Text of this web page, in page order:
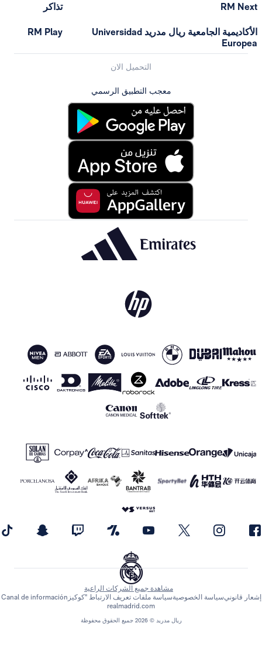
RM
الأكاديمية الجامعية ريال مدريد Universidad
تذاكر
RM Play
التحميل الان
معجب التطبيق الرسمي
ريال مدريد © 2026 جميع الحقوق محفوظة
مشاهدة جميع الشركات الراعية
قانونيسياسة الخصوصيةسياسة ملفات تعريف الارتباط "كوكيزCanal de información
realmadrid.com